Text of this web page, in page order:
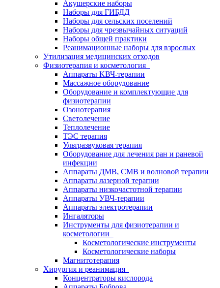
Акушерские наборы
Наборы для ГИБДД
Наборы для сельских поселений
Наборы для чрезвычайных ситуаций
Наборы общей практики
Реанимационные наборы для взрослых
Утилизация медицинских отходов
Физиотерапия и косметология
Аппараты KВЧ-терапии
Массажное оборудование
Оборудование и комплектующие для
физиотерапии
Озонотерапия
Светолечение
Теплолечение
ТЭС терапия
Ультразвуковая терапия
Оборудование для лечения ран и раневой
инфекции
Аппараты ДМВ, СМВ и волновой терапии
Аппараты лазерной терапии
Аппараты низкочастотной терапии
Аппараты УВЧ-терапии
Аппараты электротерапии
Ингаляторы
Инструменты для физиотерапии и
косметологии
Косметологические инструменты
Косметологические наборы
Магнитотерапия
Хирургия и реанимация
Концентраторы кислорода